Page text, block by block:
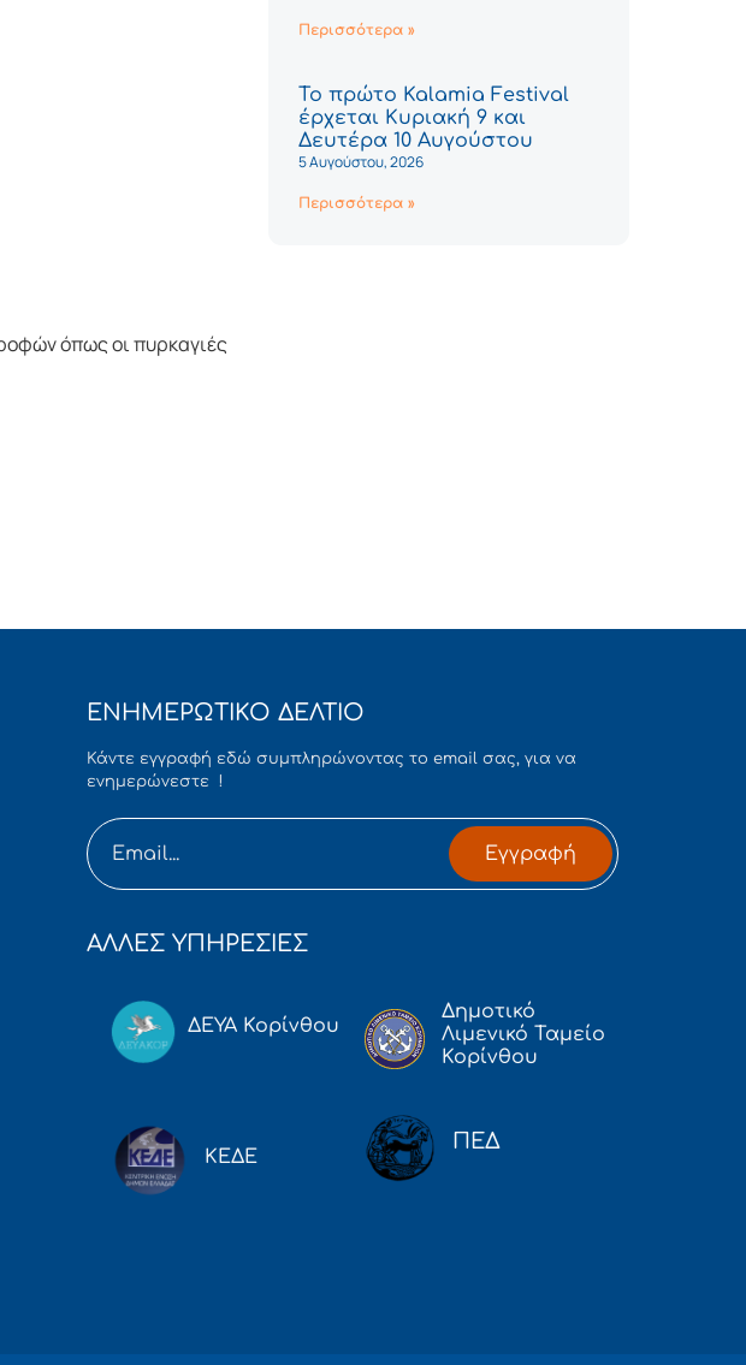
Περισσότερα »
Το πρώτο Kalamia Festival
έρχεται Κυριακή 9 και
Δευτέρα 10 Αυγούστου
5 Αυγούστου, 2026
Περισσότερα »
όπως οι πυρκαγιές
ΕΝΗΜΕΡΩΤΙΚΟ ΔΕΛΤΙΟ
Κάντε εγγραφή εδώ συμπληρώνοντας το email σας, για να
ενημερώνεστε !
Εγγραφή
ΑΛΛΕΣ ΥΠΗΡΕΣΙΕΣ
ΔΕΥΑ Κορίνθου
Δημοτικό
Λιμενικό Ταμείο
Κορίνθου
ΚΕΔΕ
ΠΕΔ